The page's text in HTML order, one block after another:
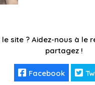
le site ? Aidez-nous à le
partagez !
Facebook